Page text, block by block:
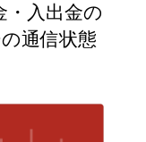
入出金の
通信状態